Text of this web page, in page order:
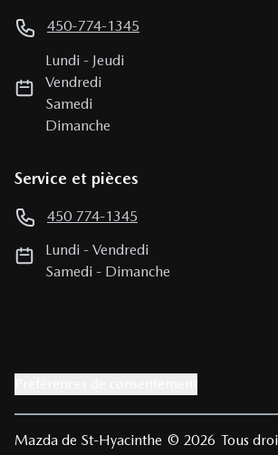
450-774-1345
Lundi - Jeudi
Vendredi
Samedi
Dimanche
Service et pièces
450 774-1345
Lundi -Vendredi
Samedi - Dimanche
Mazda de St-Hyacinthe © 2026 Tous